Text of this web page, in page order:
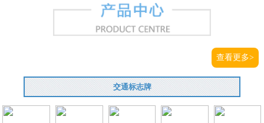
查看更多>
交通标志牌